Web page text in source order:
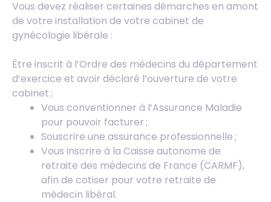
Vous devez réaliser certaines démarches en amont
de votre installation de votre cabinet de
gynécologie libérale :
Être inscrit à l’Ordre des médecins du département
d’exercice et avoir déclaré l’ouverture de votre
cabinet ;
Vous conventionner à l’Assurance Maladie
pour pouvoir facturer ;
Souscrire une assurance professionnelle ;
Vous inscrire à la Caisse autonome de
retraite des médecins de France (CARMF),
afin de cotiser pour votre retraite de
médecin libéral.